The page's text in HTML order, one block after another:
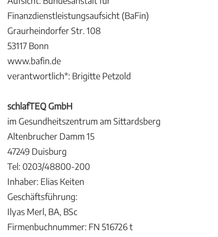
Finanzdienstleistungsaufsicht (BaFin)
Graurheindorfer Str. 108
53117 Bonn
www.bafin.de
verantwortlich*: Brigitte Petzold
schlafTEQ GmbH
im Gesundheitszentrum am Sittardsberg
Altenbrucher Damm 15
47249 Duisburg
Tel: 0203/48800-200
Inhaber: Elias Keiten
Geschäftsführung:
Ilyas Merl, BA, BSc
Firmenbuchnummer: FN 516726 t